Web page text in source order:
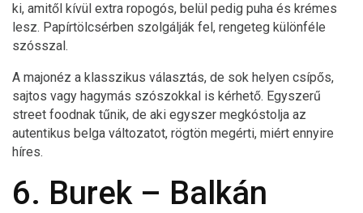
ki, amitől kívül extra ropogós, belül pedig puha és krémes
lesz. Papírtölcsérben szolgálják fel, rengeteg különféle
szósszal.
A majonéz a klasszikus választás, de sok helyen csípős,
sajtos vagy hagymás szószokkal is kérhető. Egyszerű
street foodnak tűnik, de aki egyszer megkóstolja az
autentikus belga változatot, rögtön megérti, miért ennyire
híres.
6. Burek – Balkán